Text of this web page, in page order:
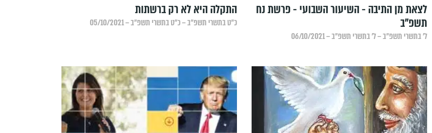
לצאת מן התיבה - השיעור השבועי - פרשת נח
תשפ"ב
ל׳ בתשרי תשפ״ב – ל׳ בתשרי תשפ״ב – 06/10/2021
התקלה היא לא רק ברשתות
כ״ט בתשרי תשפ״ב – כ״ט בתשרי תשפ״ב – 05/10/2021